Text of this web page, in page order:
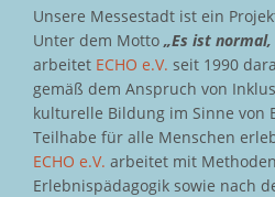
Unsere Messestadt ist ein
Unter dem Motto „Es ist
arbeitet ECHO e.V. seit 1990
gemäß dem Anspruch von
kulturelle Bildung im Sinne von
Teilhabe für alle Menschen
ECHO e.V. arbeitet mit
Erlebnispädagogik sowie nach